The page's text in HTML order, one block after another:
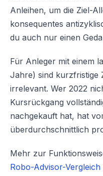
Anleihen, um die Ziel-
konsequentes
du auch nur einen
Für Anleger mit einem
Jahre) sind kurzfristige
irrelevant. Wer 2022
Kursrückgang
nachgekauft hat, hat
überdurchschnittlich
Mehr zur
Robo-Advisor-Vergleich